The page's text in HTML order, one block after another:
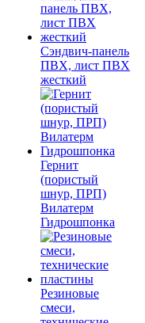
Сэндвич-панель
ПВХ, лист ПВХ
жесткий
Гернит
(пористый
шнур, ПРП)
Вилатерм
Гидрошпонка
Резиновые
смеси,